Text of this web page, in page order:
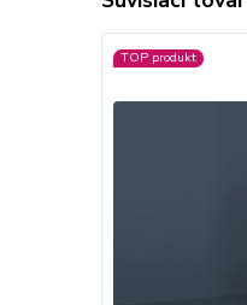
TOP produkt